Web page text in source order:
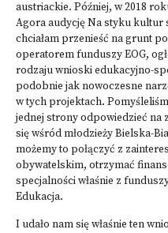
austriackie. Później, w 2018
Agora audycję Na styku kultur
chciałam przenieść na grunt
operatorem funduszy EOG,
rodzaju wnioski edukacyjno-
podobnie jak nowoczesne
w tych projektach.
jednej strony odpowiedzieć na
się wśród młodzieży Bielska-
możemy to połączyć z
obywatelskim, otrzymać
specjalności właśnie z
Edukacja.
I udało nam się właśnie ten